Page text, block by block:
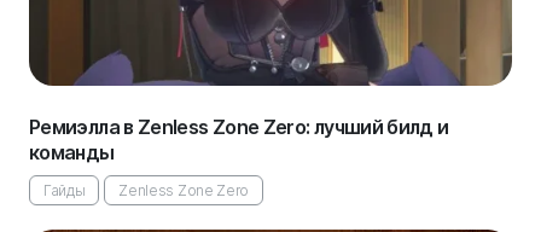
Ремиэлла в Zenless Zone Zero: лучший билд и
команды
Гайды Zenless Zone Zero